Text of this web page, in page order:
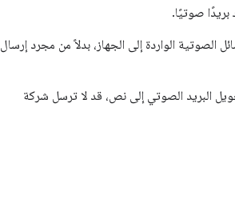
بريدًا صوتيًا.
الواردة إلى الجهاز، بدلاً من مجرد إرسال
البريد الصوتي إلى نص، قد لا ترسل شركة